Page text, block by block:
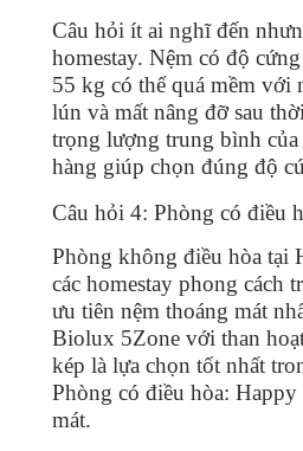
Câu hỏi ít ai nghĩ đến
homestay. Nệm có độ
55 kg có thể quá mềm với
lún và mất nâng đỡ sau
trọng lượng trung bình
hàng giúp chọn đúng độ
Câu hỏi 4: Phòng có điều
Phòng không điều hòa tại
các homestay phong cách
ưu tiên nệm thoáng mát
Biolux 5Zone với than
kép là lựa chọn tốt nhất
Phòng có điều hòa:
mát.